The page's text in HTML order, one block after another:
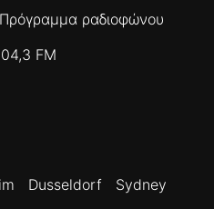
Πρόγραμμα ραδιοφώνου
FM
Dusseldorf
Sydney